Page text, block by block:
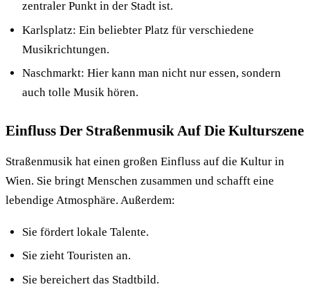
zentraler Punkt in der Stadt ist.
Karlsplatz: Ein beliebter Platz für verschiedene
Musikrichtungen.
Naschmarkt: Hier kann man nicht nur essen, sondern
auch tolle Musik hören.
Einfluss Der Straßenmusik Auf Die Kulturszene
Straßenmusik hat einen großen Einfluss auf die Kultur in
Wien. Sie bringt Menschen zusammen und schafft eine
lebendige Atmosphäre. Außerdem:
Sie fördert lokale Talente.
Sie zieht Touristen an.
Sie bereichert das Stadtbild.